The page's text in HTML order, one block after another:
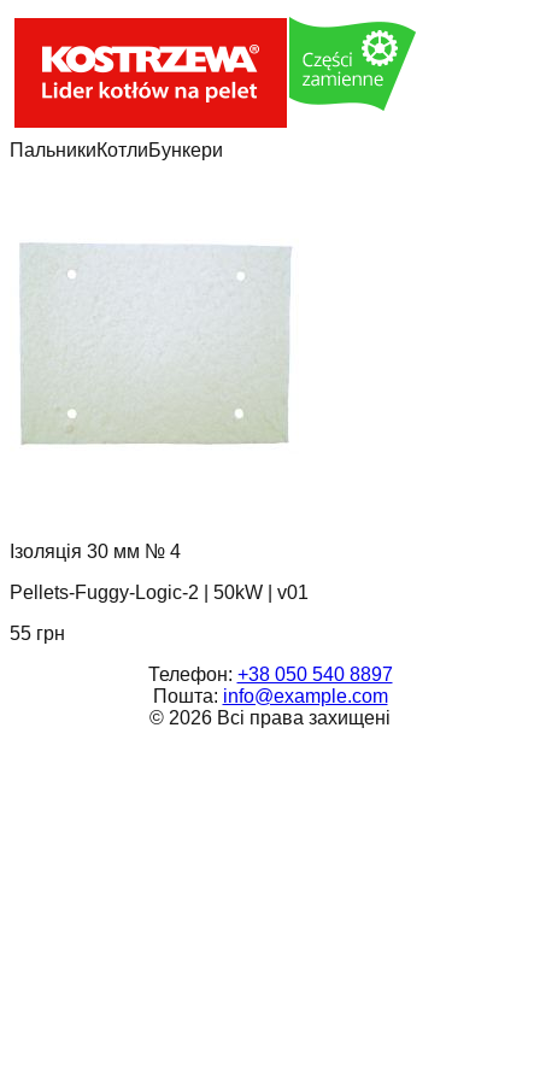
ПальникиКотлиБункери
Ізоляція 30 мм № 4
Pellets-Fuggy-Logic-2
50kW
v01
55 грн
Телефон: +38 050 540 8897
Пошта: info@example.com
© 2026 Всі права захищені